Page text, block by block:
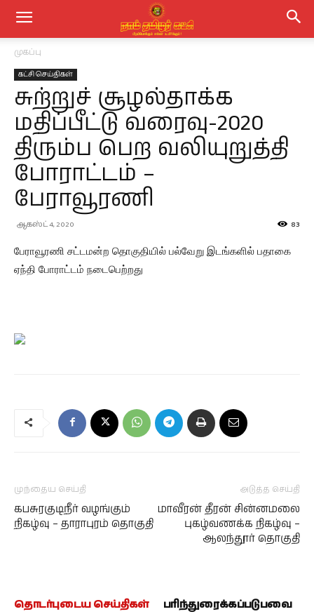
முகப்பு
கட்சி செய்திகள்
சுற்றுச் சூழல்தாக்க
மதிப்பீட்டு வரைவு-2020
திரும்ப பெற வலியுறுத்தி
போராட்டம் –
பேராவூரணி
ஆகஸ்ட் 4, 2020 83
பேராவூரணி சட்டமன்ற தொகுதியில் பல்வேறு இடங்களில் பதாகை
ஏந்தி போராட்டம் நடைபெற்றது
முந்தைய செய்தி
கபசுரகுடிநீர் வழங்கும்
நிகழ்வு – தாராபுரம் தொகுதி
அடுத்த செய்தி
மாவீரன் தீரன் சின்னமலை
புகழ்வணக்க நிகழ்வு –
ஆலந்தூர் தொகுதி
தொடர்புடைய செய்திகள் பரிந்துரைக்கப்படுபவை